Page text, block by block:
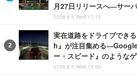
月27日リリースへ―サー
2026.8.5 Wed 17:15
実在道路をドライブでき
h』が注目集める
ー・スピード』のような
2026.8.5 Wed 13:50